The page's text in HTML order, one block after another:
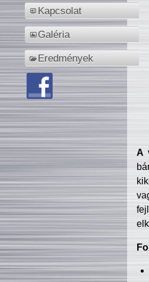
Kapcsolat
Galéria
Eredmények
A